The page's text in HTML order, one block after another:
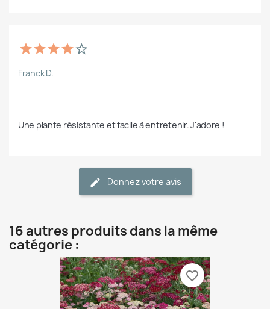
Franck D.
Une plante résistante et facile à entretenir. J'adore !
Donnez votre avis
16 autres produits dans la même
catégorie :
favorite_border